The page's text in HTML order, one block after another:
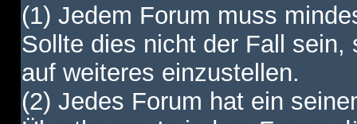
(1) Jedem Forum muss
Sollte dies nicht der Fall
auf weiteres einzustellen.
(2) Jedes Forum hat ein